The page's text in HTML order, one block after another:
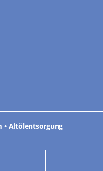
• Altölentsorgung